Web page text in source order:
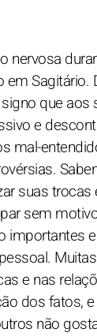
nervosa
Sagitário.
que aos
e
mal-
suas
sem
importantes
e nas
dos fatos,
não